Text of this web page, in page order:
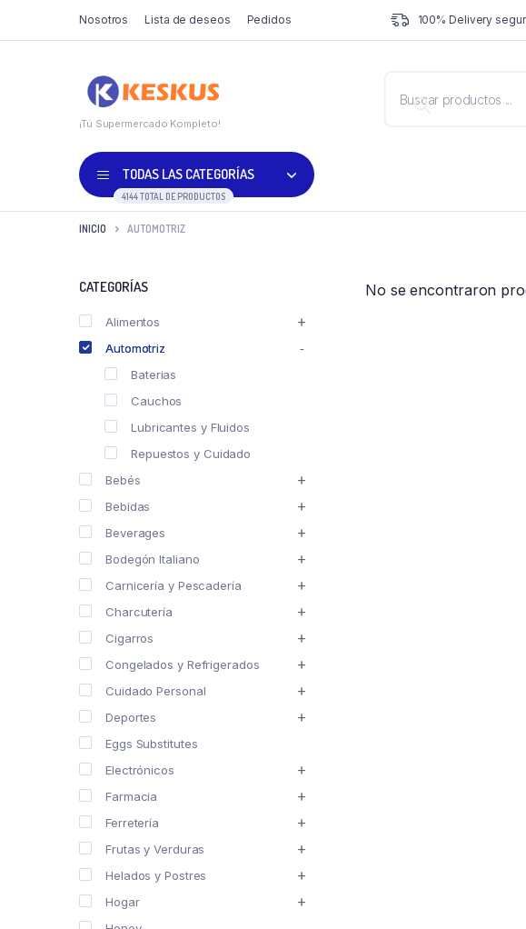
Nosotros Lista de deseos Pedidos 100% Delivery
¡Tú Supermercado Kompleto!
TODAS LAS CATEGORÍAS
4144 TOTAL DE PRODUCTOS
INICIO AUTOMOTRIZ
No se encontraron
CATEGORÍAS
Alimentos
Automotriz
Baterias
Cauchos
Lubricantes y Fluidos
Repuestos y Cuidado
Bebés
Bebidas
Beverages
Bodegón Italiano
Carnicería y Pescadería
Charcutería
Cigarros
Congelados y Refrigerados
Cuidado Personal
Deportes
Eggs Substitutes
Electrónicos
Farmacia
Ferretería
Frutas y Verduras
Helados y Postres
Hogar